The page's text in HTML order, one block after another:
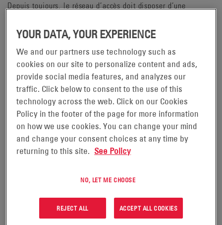
Depuis toujours, le réseau d’accès doit disposer d’une
nœuds actifs du réseau hybride fibre coaxial (HFC) dont
l’objectif consistait initialement à étendre la portée des
communications radio. Les nœuds optiques analogiques ont
ensuite connecté le réseau radio au backbone à fibres
optiques. Aujourd’hui, les nœuds DAA (Digital Access
Architecture) associent le transport optique, les points radio et
même l’edge computing dans un seul appareil. Une
alimentation fiable n’a jamais été aussi importante pour le
bon fonctionnement du réseau.
Ce besoin d’une alimentation fiable a créé un vaste réseau
électrique pour le réseau de backhaul haut débit qui ouvre de
Wi-Fi, l’IoT, la sécurité et la surveillance pour les fournisseurs
robuste, fiable et intelligente va continuer à augmenter au fur
et à mesure que l’importance du réseau HFC augmente.
YOUR DATA, YOUR EXPERIENCE
We and our partners use technology such as
cookies on our site to personalize content and ads,
provide social media features, and analyzes our
traffic. Click below to consent to the use of this
technology across the web. Click on our Cookies
Policy in the footer of the page for more information
on how we use cookies. You can change your mind
and change your consent choices at any time by
returning to this site. See Policy
NO, LET ME CHOOSE
REJECT ALL ACCEPT ALL COOKIES